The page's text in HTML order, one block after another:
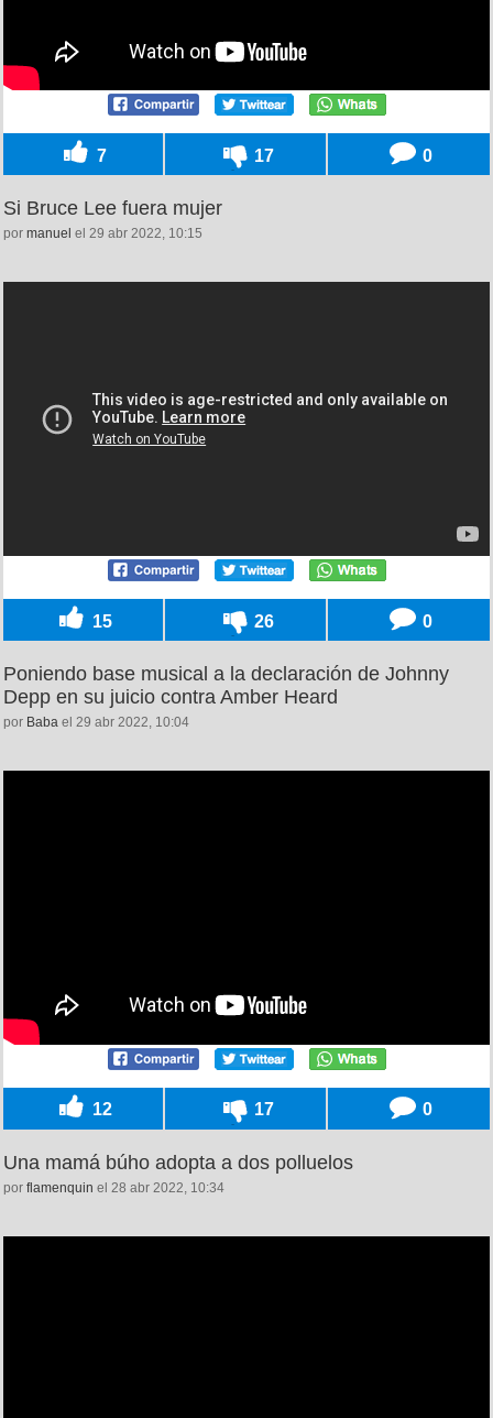
7 17 0
Si Bruce Lee fuera mujer
por manuel el 29 abr 2022, 10:15
15 26 0
Poniendo base musical a la declaración de Johnny
Depp en su juicio contra Amber Heard
por Baba el 29 abr 2022, 10:04
12 17 0
Una mamá búho adopta a dos polluelos
por flamenquin el 28 abr 2022, 10:34